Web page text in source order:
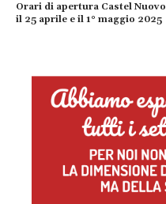
Orari di apertura Castel Nuovo
il 25 aprile e il 1° maggio 2025